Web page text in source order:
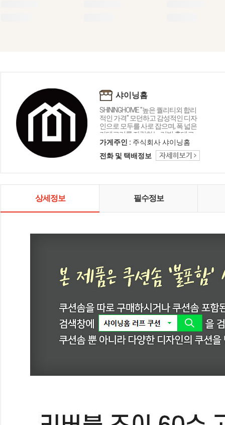
샤이닝홈
SHININGHOME "높은 퀄리티외 합리
적인 가격" 모던하고 감성적인 디자
인으로 모두를 사로 잡으며, 폭 넓은
카테고리를 자랑하는 리빙 홈데코
인테리어 샤이닝홈입니다.
가게주인 : 주식회사 샤이닝홈
전화 및 택배정보
상세정보 필수정보